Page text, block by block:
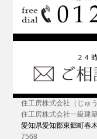
住工房株式会社（じゅ
住工房株式会社一級建
愛知県愛知郡東郷町春
7568